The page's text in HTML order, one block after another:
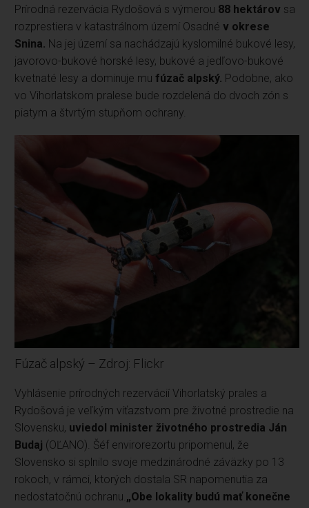
Prírodná rezervácia Rydošová s výmerou 88 hektárov sa
rozprestiera v katastrálnom území Osadné v okrese
Snina. Na jej území sa nachádzajú kyslomilné bukové lesy,
javorovo-bukové horské lesy, bukové a jedľovo-bukové
kvetnaté lesy a dominuje mu fúzač alpský. Podobne, ako
vo Vihorlatskom pralese bude rozdelená do dvoch zón s
piatym a štvrtým stupňom ochrany.
Fúzač alpský – Zdroj: Flickr
Vyhlásenie prírodných rezervácií Vihorlatský prales a
Rydošová je veľkým víťazstvom pre životné prostredie na
Slovensku, uviedol minister životného prostredia Ján
Budaj (OĽANO). Šéf envirorezortu pripomenul, že
Slovensko si splnilo svoje medzinárodné záväzky po 13
rokoch, v rámci, ktorých dostala SR napomenutia za
nedostatočnú ochranu.„Obe lokality budú mať konečne